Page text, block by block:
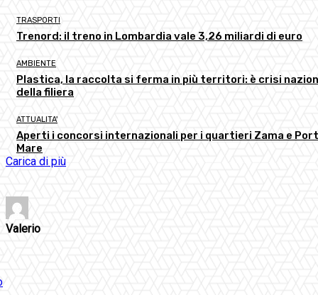
TRASPORTI
Trenord: il treno in Lombardia vale 3,26 miliardi di euro
AMBIENTE
Plastica, la raccolta si ferma in più territori: è crisi
della filiera
ATTUALITA'
Aperti i concorsi internazionali per i quartieri Zama e
Mare
Carica di più
Valerio